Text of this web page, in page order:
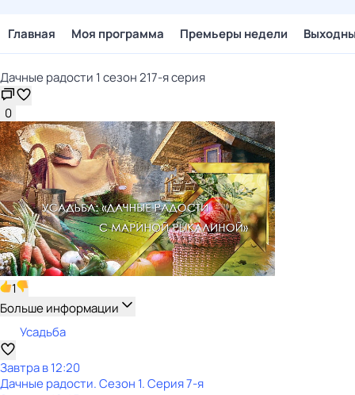
Главная Моя программа Премьеры недели
Дачные радости 1 сезон 217-я серия
0
1
Больше информации
Усадьба
Завтра в 12:20
Дачные радости. Сезон 1. Серия 7-я